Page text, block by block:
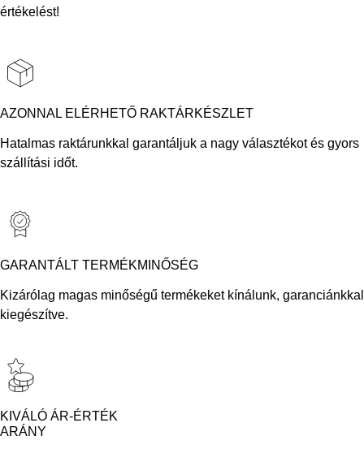
értékelést!
AZONNAL ELÉRHETŐ RAKTÁRKÉSZLET
Hatalmas raktárunkkal garantáljuk a nagy választékot és gyors
szállítási időt.
GARANTÁLT TERMÉKMINŐSÉG
Kizárólag magas minőségű termékeket kínálunk, garanciánkkal
kiegészítve.
KIVÁLÓ ÁR-ÉRTÉK
ARÁNY